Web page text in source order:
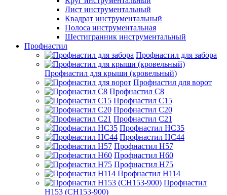
Лист инструментальный
Квадрат инструментальный
Полоса инструментальная
Шестигранник инструментальный
Профнастил
Профнастил для забора
Профнастил для крыши (кровельный)
Профнастил для ворот
Профнастил С8
Профнастил С15
Профнастил С20
Профнастил С21
Профнастил НС35
Профнастил НС44
Профнастил Н57
Профнастил Н60
Профнастил Н75
Профнастил Н114
Профнастил
Н153 (СН153-900)